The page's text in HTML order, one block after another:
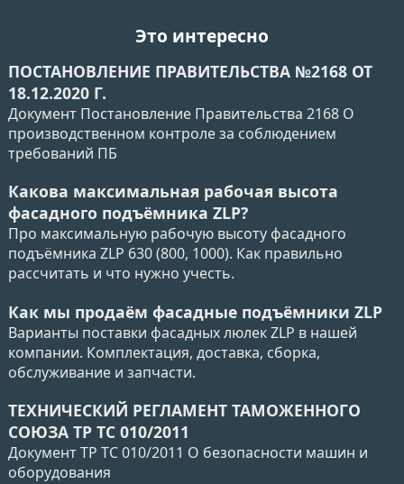
Это интересно
ПОСТАНОВЛЕНИЕ ПРАВИТЕЛЬСТВА №2168 ОТ
18.12.2020 Г.
Документ Постановление Правительства 2168 О
производственном контроле за соблюдением
требований ПБ
Какова максимальная рабочая высота
фасадного подъёмника ZLP?
Про максимальную рабочую высоту фасадного
подъёмника ZLP 630 (800, 1000). Как правильно
рассчитать и что нужно учесть.
Как мы продаём фасадные подъёмники ZLP
Варианты поставки фасадных люлек ZLP в нашей
компании. Комплектация, доставка, сборка,
обслуживание и запчасти.
ТЕХНИЧЕСКИЙ РЕГЛАМЕНТ ТАМОЖЕННОГО
СОЮЗА ТР ТС 010/2011
Документ ТР ТС 010/2011 О безопасности машин и
оборудования